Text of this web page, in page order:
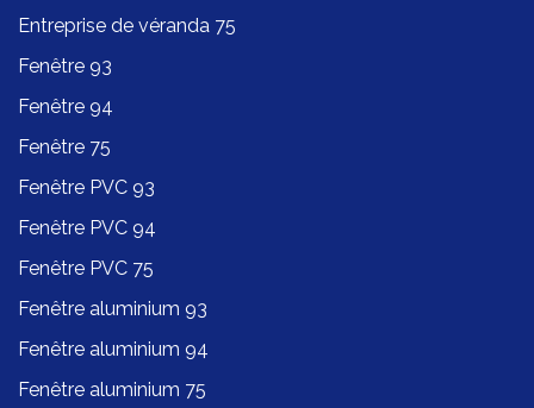
Entreprise de véranda 75
Fenêtre 93
Fenêtre 94
Fenêtre 75
Fenêtre PVC 93
Fenêtre PVC 94
Fenêtre PVC 75
Fenêtre aluminium 93
Fenêtre aluminium 94
Fenêtre aluminium 75